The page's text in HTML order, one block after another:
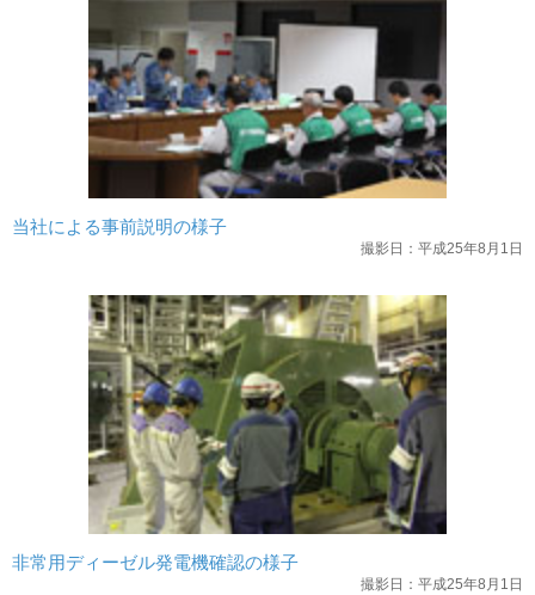
当社による事前説明の様子
撮影日：平成25年8月1日
非常用ディーゼル発電機確認の様子
撮影日：平成25年8月1日